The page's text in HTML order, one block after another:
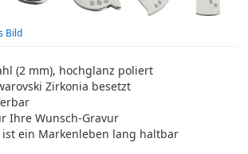
Bild
(2 mm), hochglanz poliert
Zirkonia besetzt
Ihre Wunsch-Gravur
ist ein Markenleben lang haltbar